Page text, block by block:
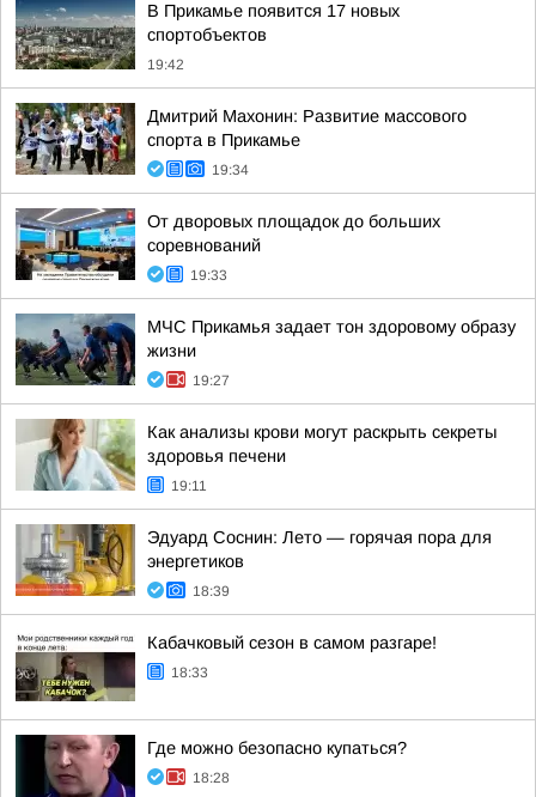
В Прикамье появится 17 новых
спортобъектов
19:42
Дмитрий Махонин: Развитие массового
спорта в Прикамье
19:34
От дворовых площадок до больших
соревнований
19:33
МЧС Прикамья задает тон здоровому образу
жизни
19:27
Как анализы крови могут раскрыть секреты
здоровья печени
19:11
Эдуард Соснин: Лето — горячая пора для
энергетиков
18:39
Кабачковый сезон в самом разгаре!
18:33
Где можно безопасно купаться?
18:28